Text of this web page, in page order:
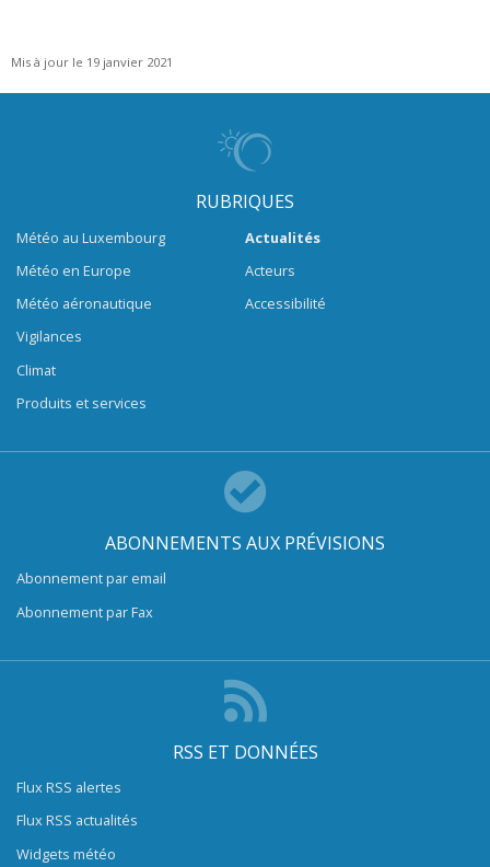
Mis à jour le 19 janvier 2021
RUBRIQUES
Météo au Luxembourg
Météo en Europe
Météo aéronautique
Vigilances
Climat
Produits et services
Actualités
Acteurs
Accessibilité
ABONNEMENTS AUX PRÉVISIONS
Abonnement par email
Abonnement par Fax
RSS ET DONNÉES
Flux RSS alertes
Flux RSS actualités
Widgets météo